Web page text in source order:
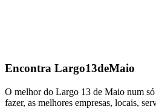
Encontra Largo13deMaio
O melhor do Largo 13 de Maio num
fazer, as melhores empresas, locais,